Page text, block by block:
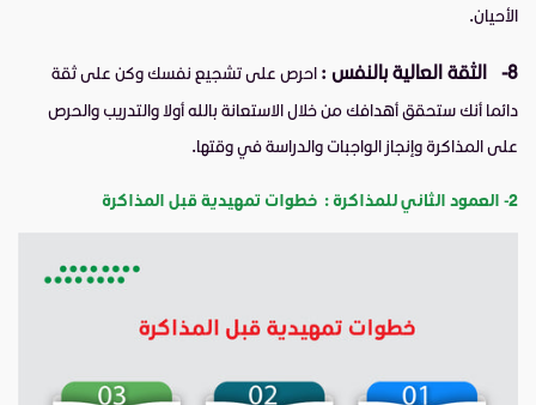
الأحيان.
8- الثقة العالية بالنفس : احرص على تشجيع نفسك وكن على ثقة
دائما أنك ستحقق أهدافك من خلال الاستعانة بالله أولا والتدريب والحرص
على المذاكرة وإنجاز الواجبات والدراسة في وقتها.
2- العمود الثاني للمذاكرة : خطوات تمهيدية قبل المذاكرة